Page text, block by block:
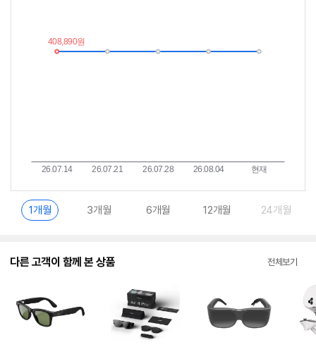
이
란?
1개월 3개월 6개월 12개월 24개월
다른 고객이 함께 본 상품 전체보기